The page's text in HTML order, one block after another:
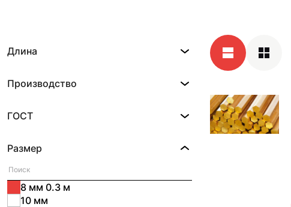
Длина
Производство
ГОСТ
Размер
10 мм
8 мм 0.3 м